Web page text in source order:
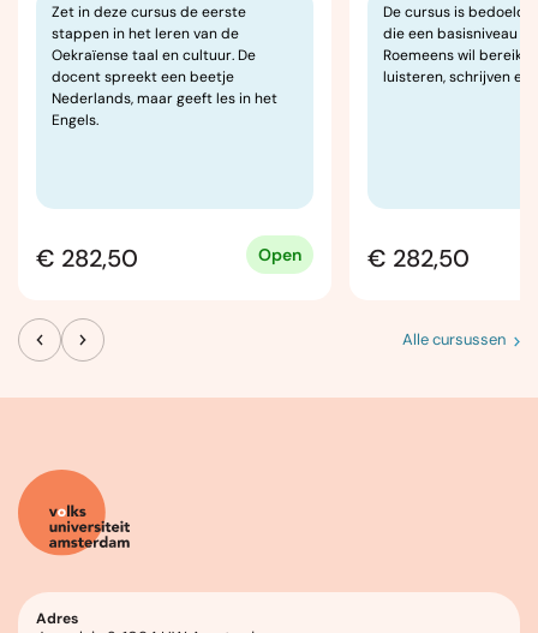
Zet in deze cursus de eerste
stappen in het leren van de
Oekraïense taal en cultuur. De
docent spreekt een beetje
Nederlands, maar geeft les in het
Engels.
€ 282,50 Open
De cursus is bedoeld
die een basisniveau
Roemeens wil
luisteren, schrijven en
€ 282,50
Alle cursussen
Adres